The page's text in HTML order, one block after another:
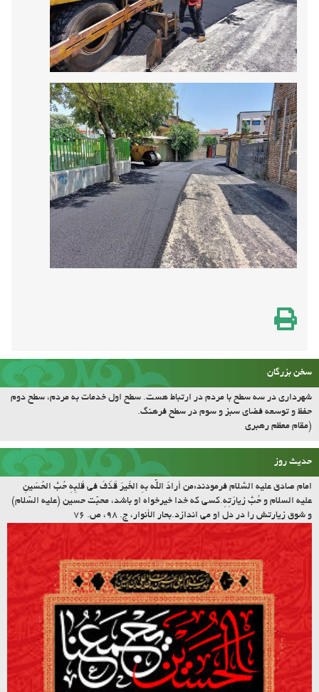
سخن بزرگان
حدیث روز
امام صادق علیه السّلام فرمودند:مَن أرادَ اللّه بِهِ الخَیرَ قَذَفَ فی قَلبِهِ حُبَّ الحُسَینِ
و شوق زیارتش را در دل او مى اندازد.بحار الأنوار، ج. ۹۸، ص. ۷۶